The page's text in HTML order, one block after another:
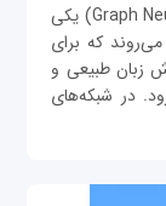
شبکه‌های عصبی مبتنی بر گراف (Graph Neural Networks) یکی
که برای
زبان طبیعی و
در شبکه‌های